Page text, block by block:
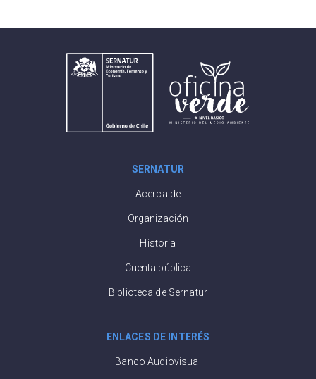
SERNATUR
Acerca de
Organización
Historia
Cuenta pública
Biblioteca de Sernatur
ENLACES DE INTERÉS
Banco Audiovisual